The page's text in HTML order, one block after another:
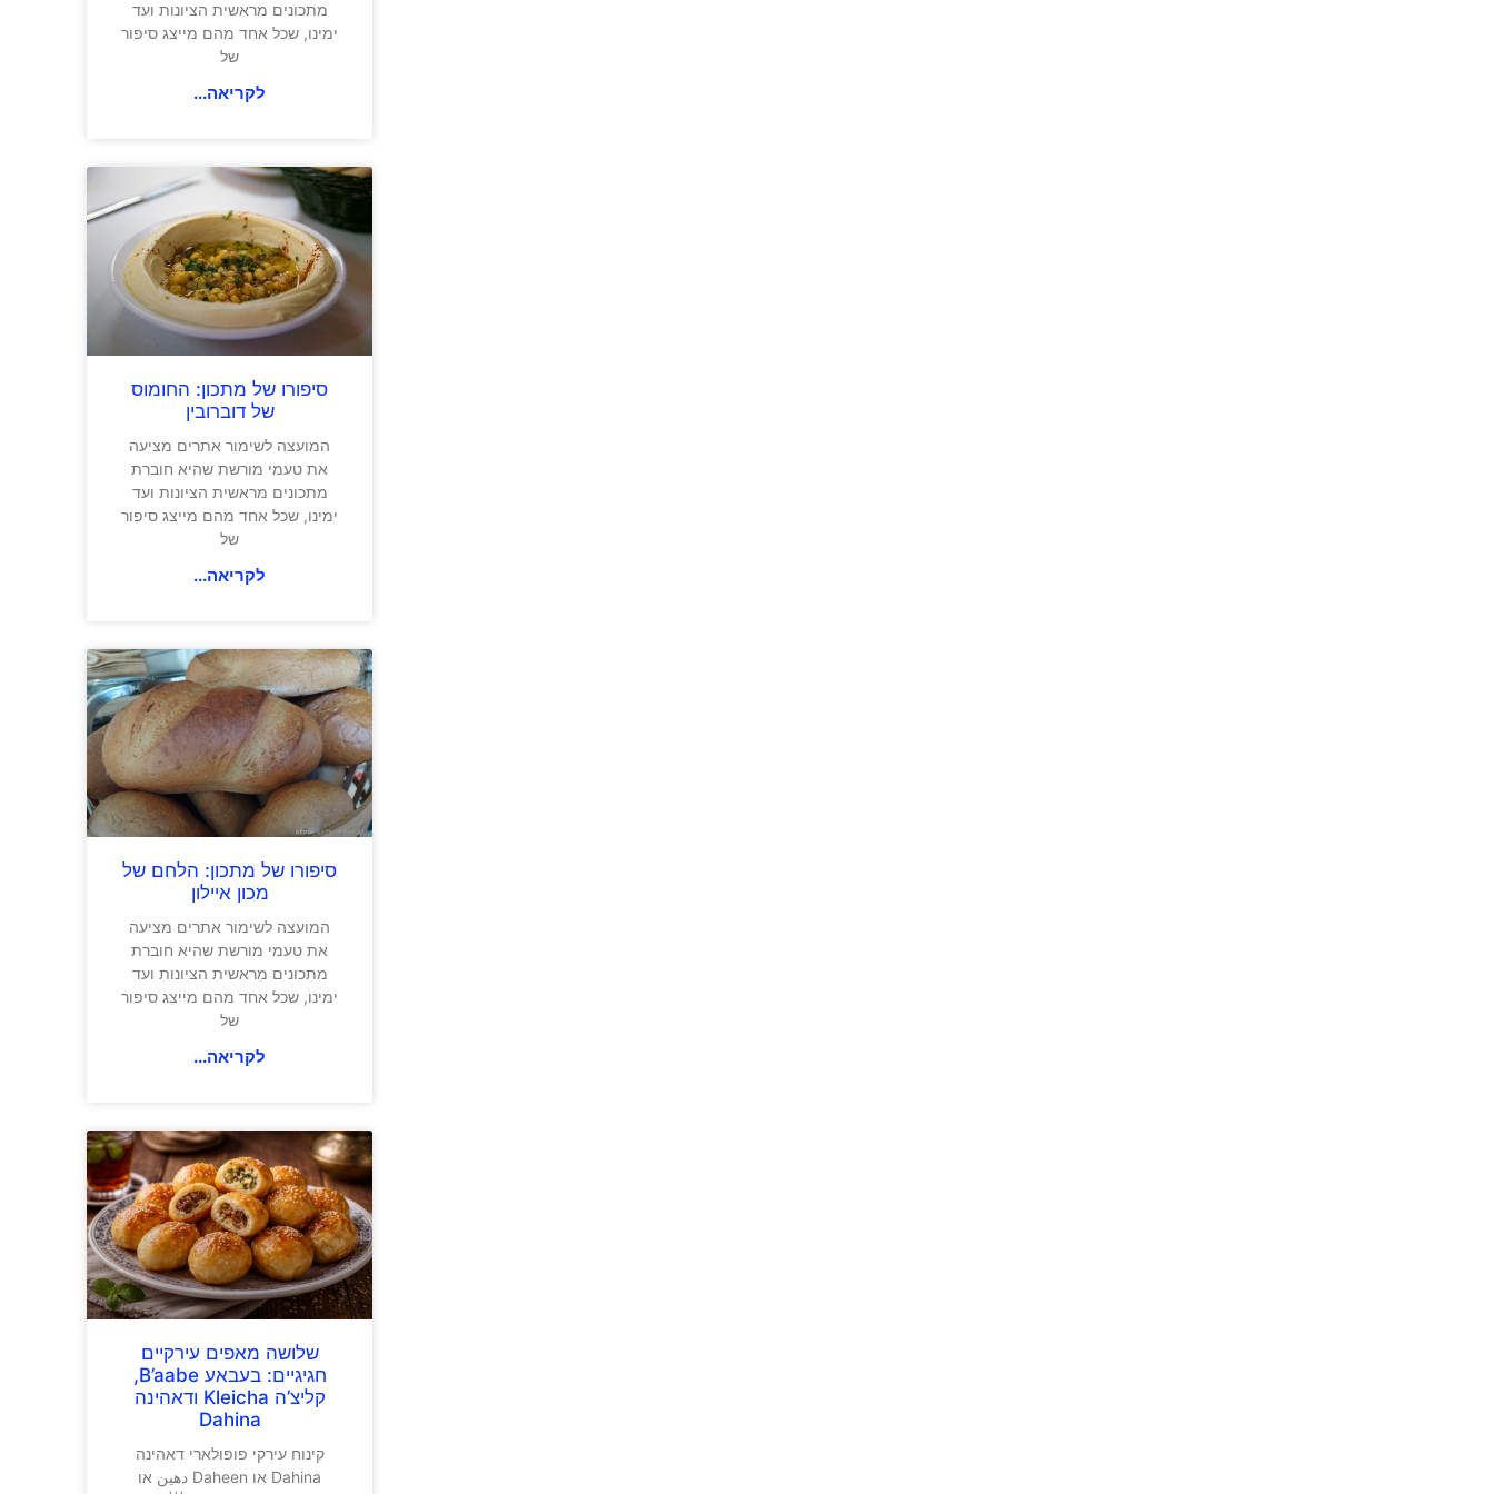
מתכונים מראשית הציונות ועד
ימינו, שכל אחד מהם מייצג סיפור
של
לקריאה...
סיפורו של מתכון: החומוס
של דוברובין
המועצה לשימור אתרים מציעה
את טעמי מורשת שהיא חוברת
מתכונים מראשית הציונות ועד
ימינו, שכל אחד מהם מייצג סיפור
של
לקריאה...
סיפורו של מתכון: הלחם של
מכון איילון
המועצה לשימור אתרים מציעה
את טעמי מורשת שהיא חוברת
מתכונים מראשית הציונות ועד
ימינו, שכל אחד מהם מייצג סיפור
של
לקריאה...
שלושה מאפים עירקיים
חגיגיים: בעבאע B’aabe,
קליצ’ה Kleicha ודאהינה
Dahina
קינוח עירקי פופולארי דאהינה
Dahina או Daheen دهين או